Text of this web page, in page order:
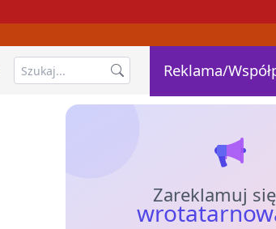
Reklama/
Zareklamuj